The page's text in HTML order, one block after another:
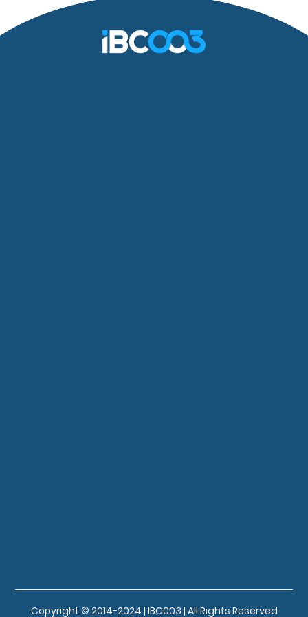
Copyright © 2014-2024 | IBC003 | All Rights Reserved